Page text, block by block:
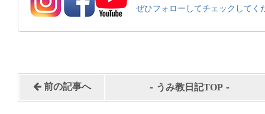
ぜひフォローしてチェックしてく
前の記事へ - うみ教日記TOP -